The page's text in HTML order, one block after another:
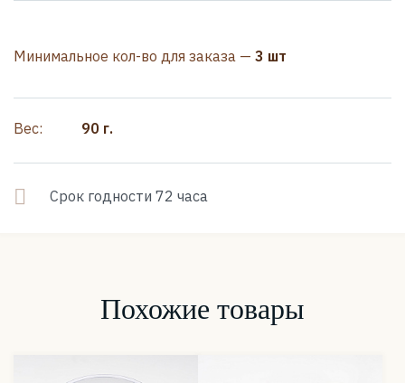
Минимальное кол-во для заказа — 3 шт
Вес: 90 г.
Срок годности 72 часа
Похожие товары